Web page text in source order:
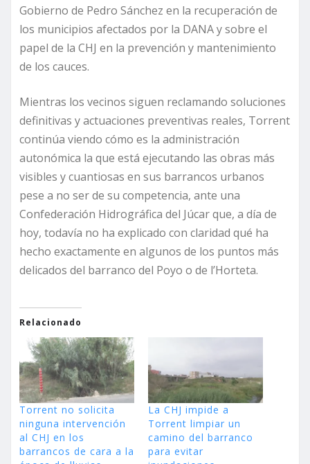
Gobierno de Pedro Sánchez en la recuperación de
los municipios afectados por la DANA y sobre el
papel de la CHJ en la prevención y mantenimiento
de los cauces.
Mientras los vecinos siguen reclamando soluciones
definitivas y actuaciones preventivas reales, Torrent
continúa viendo cómo es la administración
autonómica la que está ejecutando las obras más
visibles y cuantiosas en sus barrancos urbanos
pese a no ser de su competencia, ante una
Confederación Hidrográfica del Júcar que, a día de
hoy, todavía no ha explicado con claridad qué ha
hecho exactamente en algunos de los puntos más
delicados del barranco del Poyo o de l’Horteta.
Relacionado
Torrent no solicita
ninguna intervención
al CHJ en los
barrancos de cara a la
La CHJ impide a
Torrent limpiar un
camino del barranco
para evitar